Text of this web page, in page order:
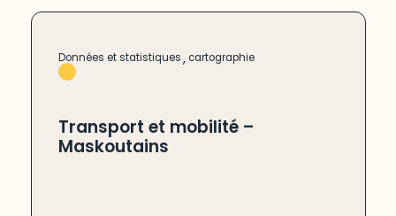
Données et statistiques, cartographie
Transport et mobilité –
Maskoutains